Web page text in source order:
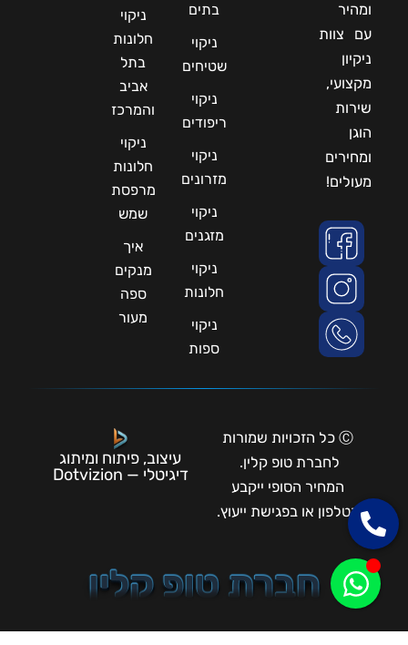
ומהיר
עם צוות
ניקיון
מקצועי,
שירות
הוגן
ומחירים
מעולים!
בתים
ניקוי
שטיחים
ניקוי
ריפודים
ניקוי
מזרונים
ניקוי
מזגנים
ניקוי
חלונות
ניקוי
ספות
ניקוי
חלונות
בתל
אביב
והמרכז
ניקוי
חלונות
מרפסת
שמש
איך
מנקים
ספה
מעור
Ⓒ כל הזכויות שמורות
לחברת טופ קלין.
המחיר הסופי ייקבע
בטלפון או בפגישת ייעוץ.
עיצוב, פיתוח ומיתוג
דיגיטלי — Dotvizion
חברת טופ קלין